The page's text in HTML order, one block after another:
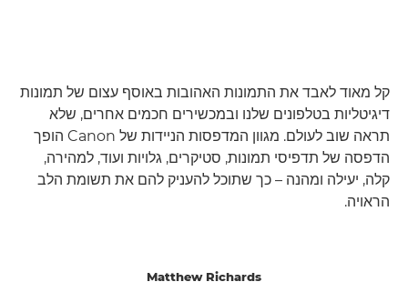
קל מאוד לאבד את התמונות האהובות באוסף עצום של תמונות
דיגיטליות בטלפונים שלנו ובמכשירים חכמים אחרים, שלא
תראה שוב לעולם. מגוון המדפסות הניידות של Canon הופך
הדפסה של תדפיסי תמונות, סטיקרים, גלויות ועוד, למהירה,
קלה, יעילה ומהנה – כך שתוכל להעניק להם את תשומת הלב
הראויה.
Matthew Richards